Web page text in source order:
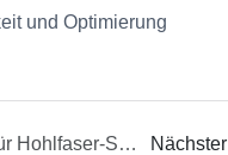
und Optimierung
Gängige Materialien für Hohlfaser-Spinndüsen Nächster